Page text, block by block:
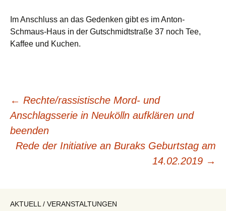
Im Anschluss an das Gedenken gibt es im Anton-
Schmaus-Haus in der Gutschmidtstraße 37 noch Tee,
Kaffee und Kuchen.
Beitragsnavigation
← Rechte/rassistische Mord- und
Anschlagsserie in Neukölln aufklären und
beenden
Rede der Initiative an Buraks Geburtstag am
14.02.2019 →
AKTUELL / VERANSTALTUNGEN